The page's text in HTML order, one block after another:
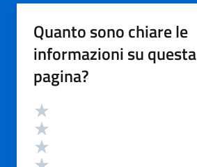
Quanto sono chiare le
informazioni su questa
pagina?
Valutazione